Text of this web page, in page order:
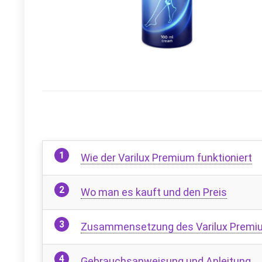
Wie der Varilux Premium funktioniert
Wo man es kauft und den Preis
Zusammensetzung des Varilux